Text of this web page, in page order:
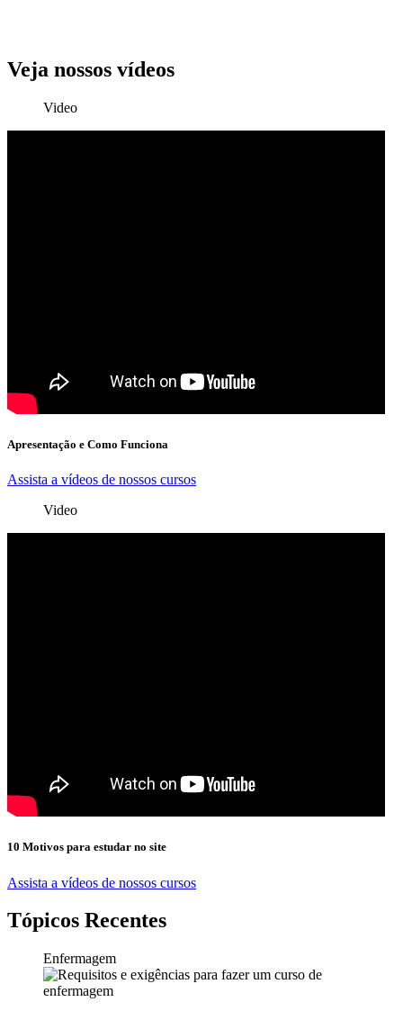
Veja nossos vídeos
Video
Apresentação e Como Funciona
Assista a vídeos de nossos cursos
Video
10 Motivos para estudar no site
Assista a vídeos de nossos cursos
Tópicos Recentes
Enfermagem